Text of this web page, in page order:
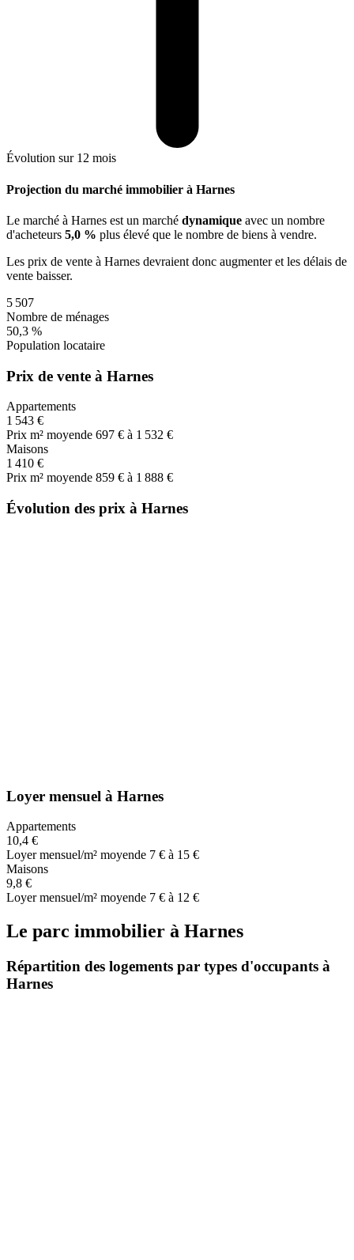
Évolution sur 12 mois
Projection du marché immobilier à Harnes
Le marché à Harnes est un marché dynamique avec un nombre
d'acheteurs 5,0 % plus élevé que le nombre de biens à vendre.
Les prix de vente à Harnes devraient donc augmenteret les délais de
vente baisser.
5 507
Nombre de ménages
50,3 %
Population locataire
Prix de vente à Harnes
Appartements
1 543 €
Prix m² moyende 697 € à 1 532 €
Maisons
1 410 €
Prix m² moyende 859 € à 1 888 €
Évolution des prix à Harnes
Loyer mensuel à Harnes
Appartements
10,4 €
Loyer mensuel/m² moyende 7 € à 15 €
Maisons
9,8 €
Loyer mensuel/m² moyende 7 € à 12 €
Le parc immobilier à Harnes
Répartition des logements par types d'occupants à
Harnes